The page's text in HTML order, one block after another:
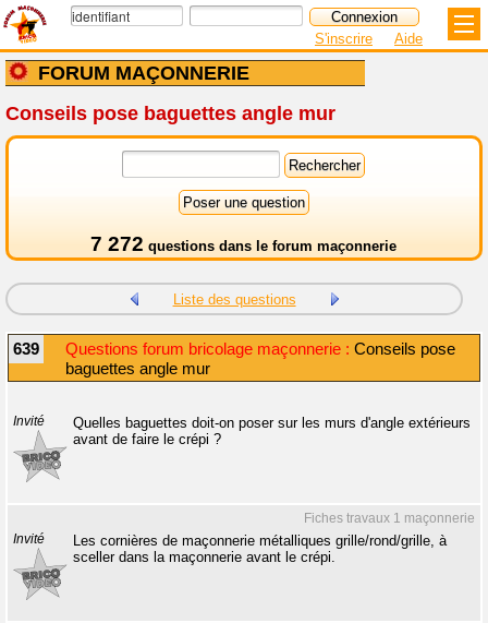
FORUM MAÇONNERIE
S'inscrire Aide
Conseils pose baguettes angle mur
7 272 questions dans le forum maçonnerie
Liste des questions
639 Questions forum bricolage maçonnerie : Conseils pose
baguettes angle mur
Invité
Quelles baguettes doit-on poser sur les murs d'angle extérieurs
avant de faire le crépi ?
Fiches travaux 1 maçonnerie
Invité
Les cornières de maçonnerie métalliques grille/rond/grille, à
sceller dans la maçonnerie avant le crépi.